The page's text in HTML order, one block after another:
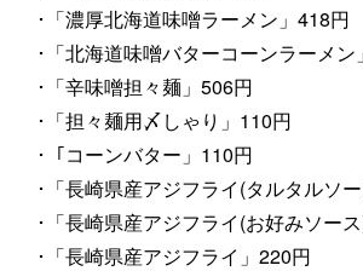
･「濃厚北海道味噌ラーメン」418円
･「北海道味噌バターコーンラーメン
･「辛味噌担々麺」506円
･「担々麺用〆しゃり」110円
･「コーンバター」110円
･「長崎県産アジフライ(タルタルソ
･「長崎県産アジフライ(お好みソー
･「長崎県産アジフライ」220円